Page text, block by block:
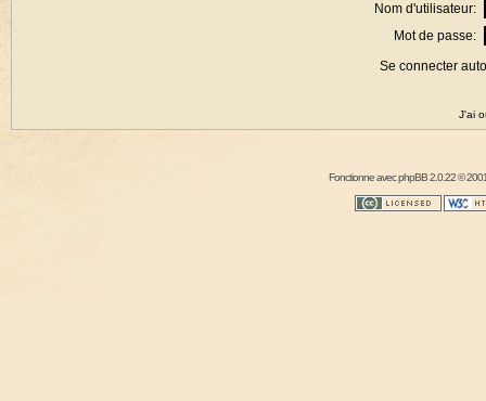
Nom d'utilisateur:
Mot de passe:
Se connecter
J'ai
Fonctionne avecphpBB2.0.22 ©